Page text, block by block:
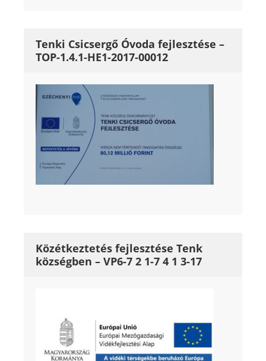
Tenki Csicsergő Óvoda fejlesztése –
TOP-1.4.1-HE1-2017-00012
Közétkeztetés fejlesztése Tenk
községben – VP6-7 2 1-7 4 1 3-17